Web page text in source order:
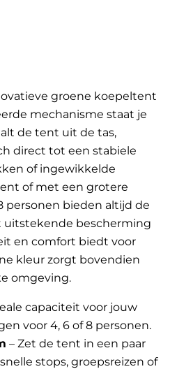
groene koepeltent
mechanisme staat je
de tent uit de tas,
direct tot een stabiele
of ingewikkelde
of met een grotere
personen bieden altijd de
uitstekende bescherming
en comfort biedt voor
kleur zorgt bovendien
omgeving.
capaciteit voor jouw
voor 4, 6 of 8 personen.
– Zet de tent in een paar
stops, groepsreizen of